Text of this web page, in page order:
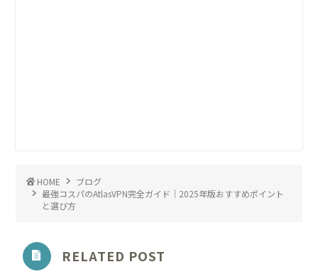
HOME
ブログ
最強コスパのAtlasVPN完全ガイド｜2025年版おすすめポイント
と選び方
RELATED POST